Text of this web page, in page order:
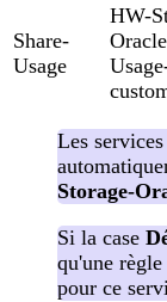
Share-
Usage
HW-
Les
Storage-
Si la case
qu'une
pour ce